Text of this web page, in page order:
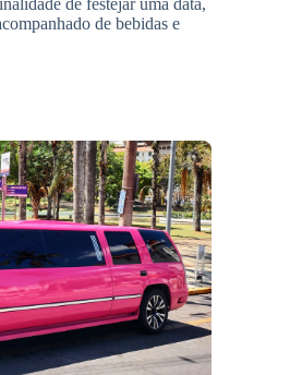
de festejar uma data,
de bebidas e